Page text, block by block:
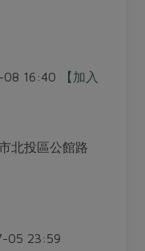
16:40
【加入
北投區公館路
05 23:59